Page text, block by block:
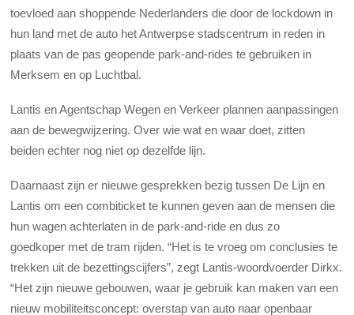
toevloed aan shoppende Nederlanders die door de lockdown in
hun land met de auto het Antwerpse stadscentrum in reden in
plaats van de pas geopende park-and-rides te gebruiken in
Merksem en op Luchtbal.
Lantis en Agentschap Wegen en Verkeer plannen aanpassingen
aan de bewegwijzering. Over wie wat en waar doet, zitten
beiden echter nog niet op dezelfde lijn.
Daarnaast zijn er nieuwe gesprekken bezig tussen De Lijn en
Lantis om een combiticket te kunnen geven aan de mensen die
hun wagen achterlaten in de park-and-ride en dus zo
goedkoper met de tram rijden. “Het is te vroeg om conclusies te
trekken uit de bezettingscijfers”, zegt Lantis-woordvoerder Dirkx.
“Het zijn nieuwe gebouwen, waar je gebruik kan maken van een
nieuw mobiliteitsconcept: overstap van auto naar openbaar